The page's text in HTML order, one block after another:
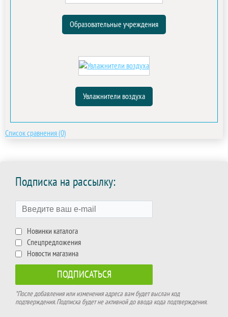
Образовательные учреждения
Увлажнители воздуха
Список сравнения (0)
Подписка на рассылку:
Новинки каталога
Спецпредложения
Новости магазина
*После добавления или изменения адреса вам будет выслан код
подтверждения. Подписка будет не активной до ввода кода подтверждения.